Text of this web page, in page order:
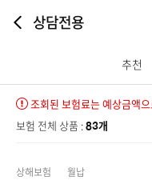
상담전용
추천
조회된 보험료는 예상금액
보험 전체 상품 :83개
상해보험 월납